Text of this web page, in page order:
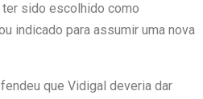
sido escolhido como
indicado para assumir uma nova
que Vidigal deveria dar